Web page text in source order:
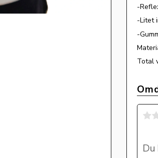
-
-Litet
-
Total